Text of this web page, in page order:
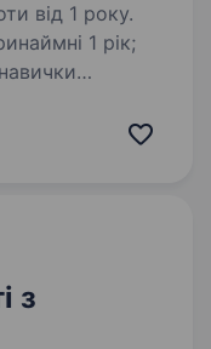
від 1 року.
з